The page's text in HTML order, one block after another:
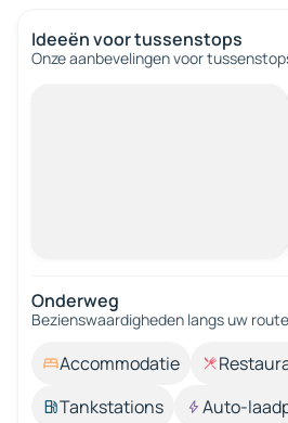
Ideeën voor tussenstops
Onze aanbevelingen voor
Onderweg
Bezienswaardigheden langs uw
Accommodatie
Tankstations
Auto-